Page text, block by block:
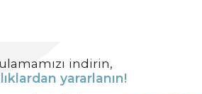
indirin,
yararlanın!